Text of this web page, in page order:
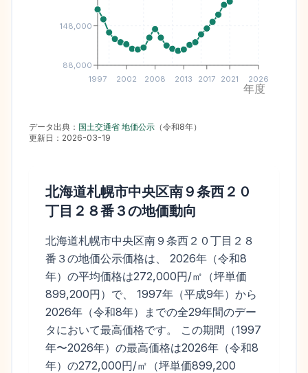
1997 2002 2008 2013 2017 2021 2026
年度
88,000
148,000
データ出典： 国土交通省 地価公示 （令和8年）
更新日： 2026-03-19
北海道札幌市中央区南９条西２０
丁目２８番３の地価動向
北海道札幌市中央区南９条西２０丁目２８
番３の地価公示価格は、 2026年（令和8
年）の平均価格は272,000円/㎡（坪単価
899,200円）で、 1997年（平成9年）から
2026年（令和8年）までの全29年間のデー
タにおいて最高価格です。 この期間（1997
年〜2026年）の最高価格は2026年（令和8
年）の272,000円/㎡（坪単価899,200